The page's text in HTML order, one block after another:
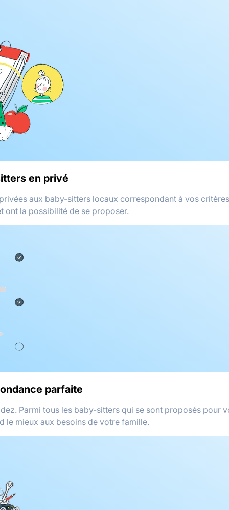
en privé
aux baby-sitters locaux correspondant à vos
ont la possibilité de se proposer.
parfaite
Parmi tous les baby-sitters qui se sont proposés pour
le mieux aux besoins de votre famille.